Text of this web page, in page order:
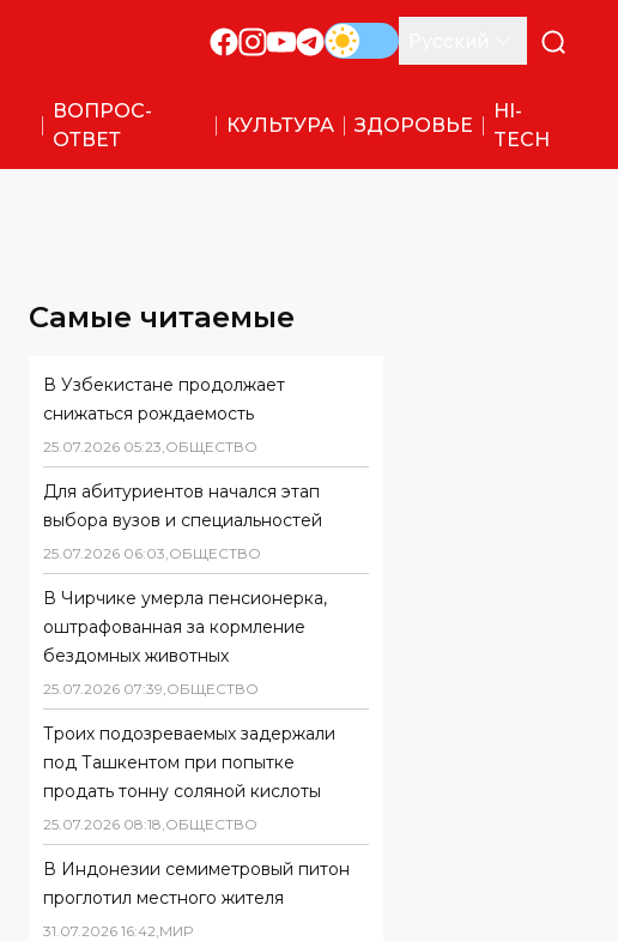
ВОПРОС-
ОТВЕТ
КУЛЬТУРА ЗДОРОВЬЕ
HI-
TECH
Самые читаемые
В Узбекистане продолжает
снижаться рождаемость
25.07.2026 05:23,ОБЩЕСТВО
Для абитуриентов начался этап
выбора вузов и специальностей
25.07.2026 06:03,ОБЩЕСТВО
В Чирчике умерла пенсионерка,
оштрафованная за кормление
бездомных животных
25.07.2026 07:39,ОБЩЕСТВО
Троих подозреваемых задержали
под Ташкентом при попытке
продать тонну соляной кислоты
25.07.2026 08:18,ОБЩЕСТВО
В Индонезии семиметровый питон
проглотил местного жителя
31.07.2026 16:42,МИР